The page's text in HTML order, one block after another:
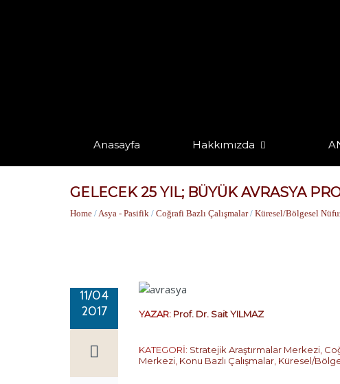
Anasayfa Hakkımızda
GELECEK 25 YIL; BÜYÜK AVRASYA
Home /Asya - Pasifik / Coğrafi Bazlı Çalışmalar/ Küresel/Bölgesel
11/04
2017
YAZAR: Prof. Dr. Sait YILMAZ
KATEGORİ: Stratejik Araştırmalar Merkezi,
Merkezi, Konu Bazlı Çalışmalar, Küresel/